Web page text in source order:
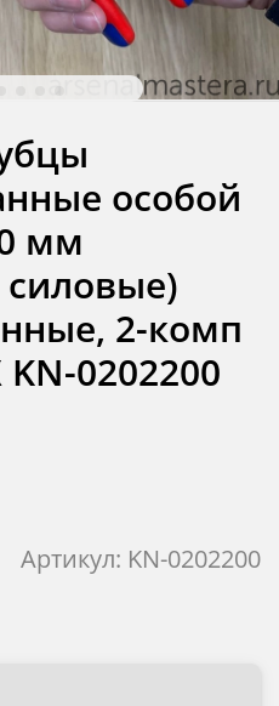
Артикул: KN-0202200
особой
мм
2-комп
0202200